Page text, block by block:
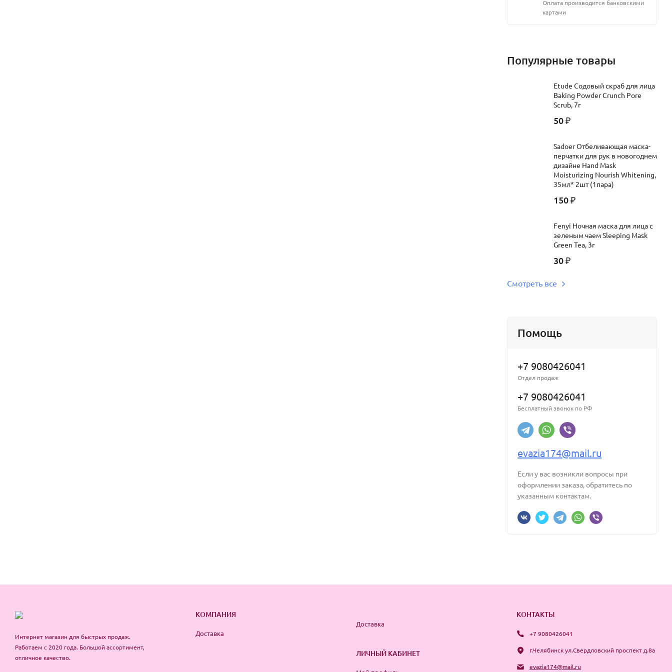
Оплата производится банковскими
картами
Популярные товары
Etude Содовый скраб для лица
Baking Powder Crunch Pore
Scrub, 7г
50 ₽
Sadoer Отбеливающая маска-
перчатки для рук в новогоднем
дизайне Hand Mask
Moisturizing Nourish Whitening,
35мл* 2шт (1пара)
150 ₽
Fenyi Ночная маска для лица с
зеленым чаем Sleeping Mask
Green Tea, 3г
30 ₽
Смотреть все
Помощь
+7 9080426041
Отдел продаж
+7 9080426041
Бесплатный звонок по РФ
evazia174@mail.ru
Если у вас возникли вопросы при
оформлении заказа, обратитесь по
указанным контактам.
Интернет магазин для быстрых продаж.
Работаем с 2020 года. Большой ассортимент,
отличное качество.
КОМПАНИЯ
Доставка
Доставка
ЛИЧНЫЙ КАБИНЕТ
КОНТАКТЫ
+7 9080426041
г.Челябинск ул.Свердловский проспект д.8а
evazia174@mail.ru